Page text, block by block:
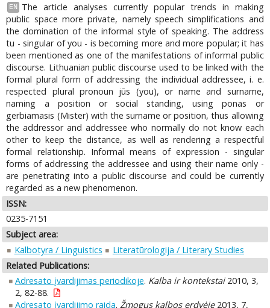
EN
The article analyses currently popular trends in making
public space more private, namely speech simplifications and
the domination of the informal style of speaking. The address
tu - singular of you - is becoming more and more popular; it has
been mentioned as one of the manifestations of informal public
discourse. Lithuanian public discourse used to be linked with the
formal plural form of addressing the individual addressee, i. e.
respected plural pronoun jūs (you), or name and surname,
naming a position or social standing, using ponas or
gerbiamasis (Mister) with the surname or position, thus allowing
the addressor and addressee who normally do not know each
other to keep the distance, as well as rendering a respectful
formal relationship. Informal means of expression - singular
forms of addressing the addressee and using their name only -
are penetrating into a public discourse and could be currently
regarded as a new phenomenon.
ISSN:
0235-7151
Subject area:
Kalbotyra / Linguistics
Literatūrologija / Literary Studies
Related Publications:
Adresato įvardijimas periodikoje. Kalba ir kontekstai2010, 3,
2, 82-88.
Adresato įvardijimo raida. Žmogus kalbos erdvėje2013, 7,